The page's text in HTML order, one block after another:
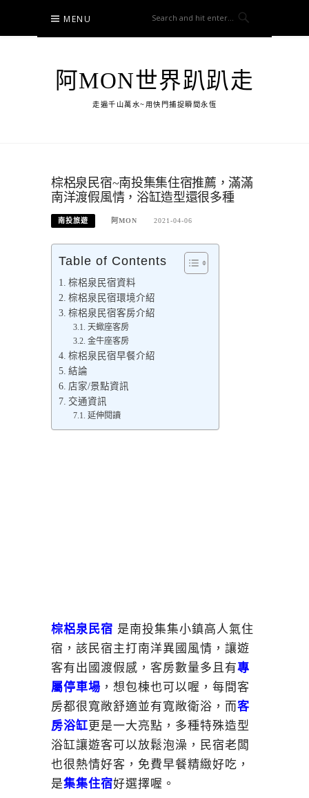
content
MENU
阿MON世界趴趴走
走遍千山萬水~用快門捕捉瞬間永恆
棕梠泉民宿~南投集集住宿推薦，滿滿
南洋渡假風情，浴缸造型還很多種
南投旅遊 阿MON 2021-04-06
Table of Contents
棕梠泉民宿資料
棕梠泉民宿環境介紹
棕梠泉民宿客房介紹
天蠍座客房
金牛座客房
棕梠泉民宿早餐介紹
結論
店家/景點資訊
交通資訊
延伸閱讀
棕梠泉民宿 是南投集集小鎮高人氣住
宿，該民宿主打南洋異國風情，讓遊
客有出國渡假感，客房數量多且有專
屬停車場 ，想包棟也可以喔，每間客
房都很寬敞舒適並有寬敞衛浴，而客
房浴缸更是一大亮點，多種特殊造型
浴缸讓遊客可以放鬆泡澡，民宿老闆
也很熱情好客，免費早餐精緻好吃，
是集集住宿好選擇喔。